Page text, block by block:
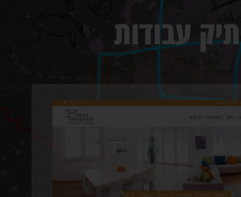
תיק עבודות